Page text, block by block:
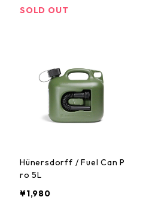
SOLD OUT
Hünersdorff / Fuel Can P
ro 5L
¥1,980